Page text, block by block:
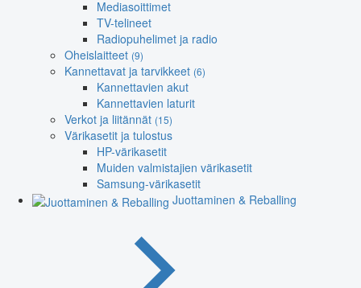
Mediasoittimet
TV-telineet
Radiopuhelimet ja radio
Oheislaitteet (9)
Kannettavat ja tarvikkeet (6)
Kannettavien akut
Kannettavien laturit
Verkot ja liitännät (15)
Värikasetit ja tulostus
HP-värikasetit
Muiden valmistajien värikasetit
Samsung-värikasetit
Juottaminen & Reballing